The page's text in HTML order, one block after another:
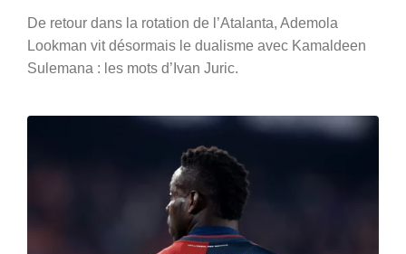
De retour dans la rotation de l’Atalanta, Ademola
Lookman vit désormais le dualisme avec Kamaldeen
Sulemana : les mots d’Ivan Juric.